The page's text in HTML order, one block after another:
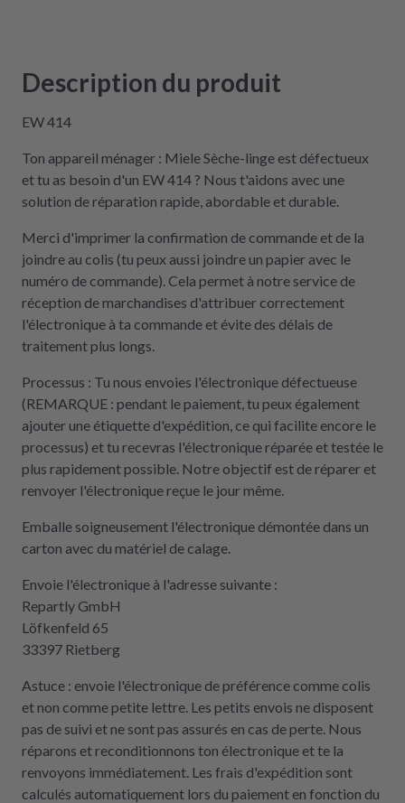
Description du produit
EW 414
Ton appareil ménager : Miele Sèche-linge est défectueux
et tu as besoin d'un EW 414 ? Nous t'aidons avec une
solution de réparation rapide, abordable et durable.
Merci d'imprimer la confirmation de commande et de la
joindre au colis (tu peux aussi joindre un papier avec le
numéro de commande). Cela permet à notre service de
réception de marchandises d'attribuer correctement
l'électronique à ta commande et évite des délais de
traitement plus longs.
Processus : Tu nous envoies l'électronique défectueuse
(REMARQUE : pendant le paiement, tu peux également
ajouter une étiquette d'expédition, ce qui facilite encore le
processus) et tu recevras l'électronique réparée et testée le
plus rapidement possible. Notre objectif est de réparer et
renvoyer l'électronique reçue le jour même.
Emballe soigneusement l'électronique démontée dans un
carton avec du matériel de calage.
Envoie l'électronique à l'adresse suivante :
Repartly GmbH
Löfkenfeld 65
33397 Rietberg
Astuce : envoie l'électronique de préférence comme colis
et non comme petite lettre. Les petits envois ne disposent
pas de suivi et ne sont pas assurés en cas de perte. Nous
réparons et reconditionnons ton électronique et te la
renvoyons immédiatement. Les frais d'expédition sont
calculés automatiquement lors du paiement en fonction du